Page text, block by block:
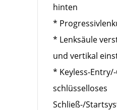
hinten
*
* Lenksäule
und vertikal
* Keyless-
schlüsselloses
Schließ-/